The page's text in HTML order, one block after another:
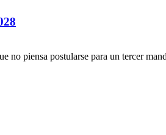
no piensa postularse para un tercer